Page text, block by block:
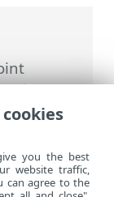
>
posta>
you the best
website traffic,
can agree to the